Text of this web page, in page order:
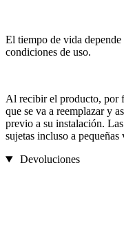
El tiempo de vida
condiciones de uso.
Al recibir el producto, por
que se va a reemplazar y
previo a su instalación.
sujetas incluso a pequeñas
Devoluciones